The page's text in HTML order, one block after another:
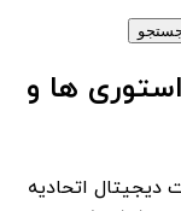
استوری ها و
دیجیتال اتحادیه